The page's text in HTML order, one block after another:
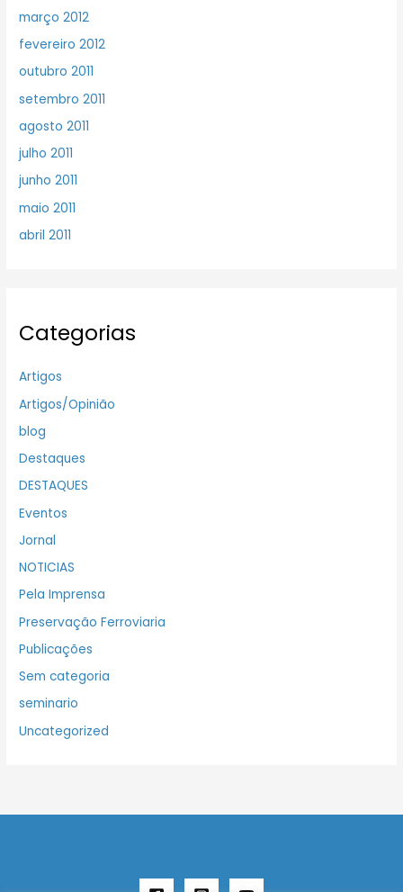
março 2012
fevereiro 2012
outubro 2011
setembro 2011
agosto 2011
julho 2011
junho 2011
maio 2011
abril 2011
Categorias
Artigos
Artigos/Opinião
blog
Destaques
DESTAQUES
Eventos
Jornal
NOTICIAS
Pela Imprensa
Preservação Ferroviaria
Publicações
Sem categoria
seminario
Uncategorized